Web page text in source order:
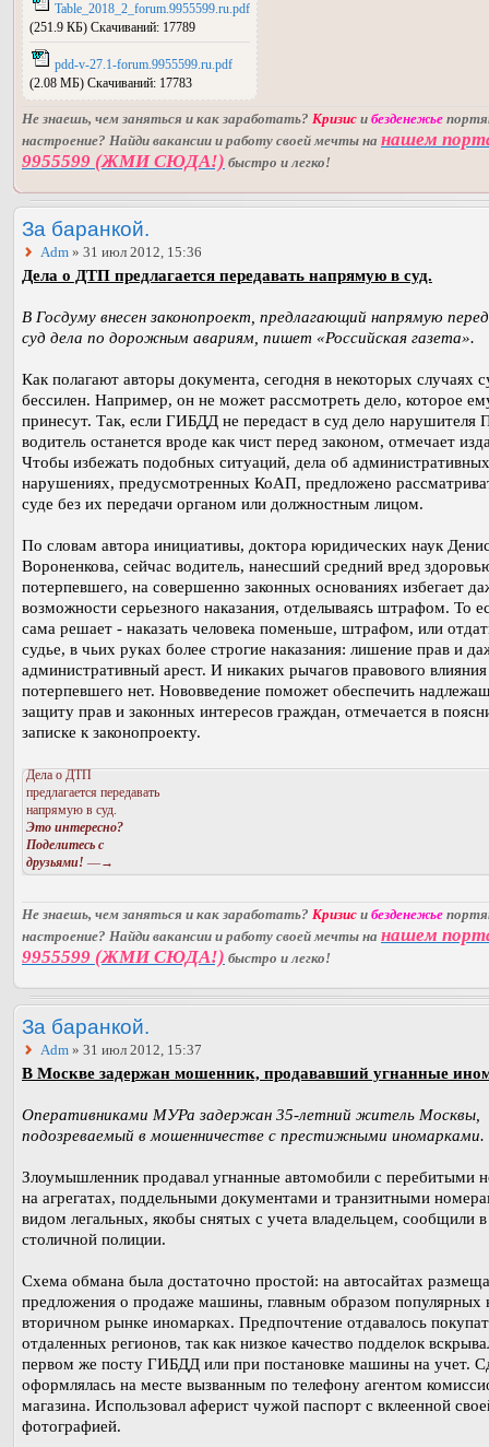
Table_2018_2_forum.9955599.ru.pdf
(251.9 КБ) Скачиваний: 17789
pdd-v-27.1-forum.9955599.ru.pdf
(2.08 МБ) Скачиваний: 17783
Не знаешь, чем заняться и как заработать? Кризис и безденежье
настроение? Найди вакансии и работу своей мечты на нашем
9955599 (ЖМИ СЮДА!) быстро и легко!
За баранкой.
Adm » 31 июл 2012, 15:36
Дела о ДТП предлагается передавать напрямую в суд.
В Госдуму внесен законопроект, предлагающий напрямую
суд дела по дорожным авариям, пишет «Российская газета».
Как полагают авторы документа, сегодня в некоторых случаях
бессилен. Например, он не может рассмотреть дело, которое
принесут. Так, если ГИБДД не передаст в суд дело нарушителя
водитель останется вроде как чист перед законом, отмечает
Чтобы избежать подобных ситуаций, дела об административных
нарушениях, предусмотренных КоАП, предложено
суде без их передачи органом или должностным лицом.
По словам автора инициативы, доктора юридических наук
Вороненкова, сейчас водитель, нанесший средний вред
потерпевшего, на совершенно законных основаниях избегает
возможности серьезного наказания, отделываясь штрафом. То
сама решает - наказать человека поменьше, штрафом, или
судье, в чьих руках более строгие наказания: лишение прав и
административный арест. И никаких рычагов правового
потерпевшего нет. Нововведение поможет обеспечить
защиту прав и законных интересов граждан, отмечается в
записке к законопроекту.
Дела о ДТП
предлагается передавать
напрямую в суд.
Это интересно?
Поделитесь с
друзьями! —→
Не знаешь, чем заняться и как заработать? Кризис и безденежье
настроение? Найди вакансии и работу своей мечты на нашем
9955599 (ЖМИ СЮДА!) быстро и легко!
За баранкой.
Adm » 31 июл 2012, 15:37
В Москве задержан мошенник, продававший угнанные
Оперативниками МУРа задержан 35-летний житель Москвы,
подозреваемый в мошенничестве с престижными иномарками.
Злоумышленник продавал угнанные автомобили с перебитыми
на агрегатах, поддельными документами и транзитными
видом легальных, якобы снятых с учета владельцем, сообщили в
столичной полиции.
Схема обмана была достаточно простой: на автосайтах
предложения о продаже машины, главным образом популярных
вторичном рынке иномарках. Предпочтение отдавалось
отдаленных регионов, так как низкое качество подделок
первом же посту ГИБДД или при постановке машины на учет.
оформлялась на месте вызванным по телефону агентом
магазина. Использовал аферист чужой паспорт с вклеенной
фотографией.